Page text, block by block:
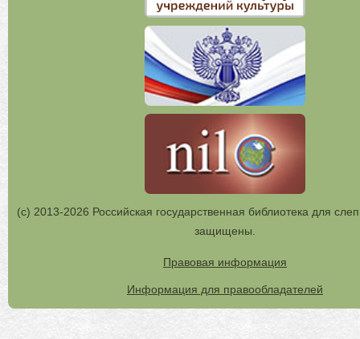
(с) 2013-2026 Российская государственная библиотека для
защищены.
Правовая информация
Информация для правообладателей